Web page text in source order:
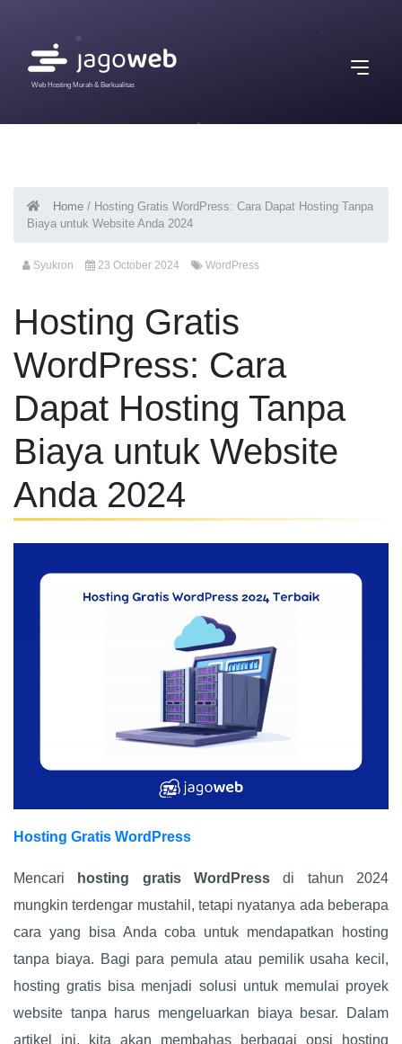
Web Hosting Murah & Berkualitas
Home / Hosting Gratis WordPress: Cara Dapat Hosting Tanpa
Biaya untuk Website Anda 2024
Syukron 23 October 2024 WordPress
Hosting Gratis
WordPress: Cara
Dapat Hosting Tanpa
Biaya untuk Website
Anda 2024
Hosting Gratis WordPress
Mencari hosting gratis WordPress di tahun 2024
mungkin terdengar mustahil, tetapi nyatanya ada beberapa
cara yang bisa Anda coba untuk mendapatkan hosting
tanpa biaya. Bagi para pemula atau pemilik usaha kecil,
hosting gratis bisa menjadi solusi untuk memulai proyek
website tanpa harus mengeluarkan biaya besar. Dalam
artikel ini, kita akan membahas berbagai opsi hosting